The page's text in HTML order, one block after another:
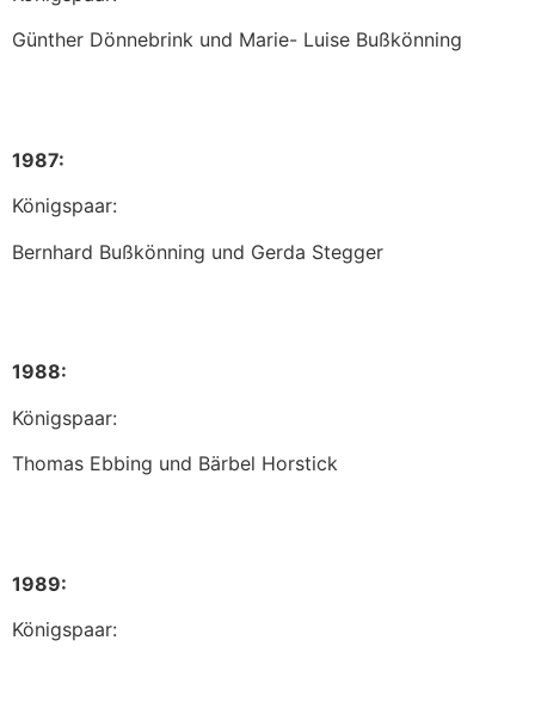
Günther Dönnebrink und Marie- Luise Bußkönning
1987:
Königspaar:
Bernhard Bußkönning und Gerda Stegger
1988:
Königspaar:
Thomas Ebbing und Bärbel Horstick
1989:
Königspaar: